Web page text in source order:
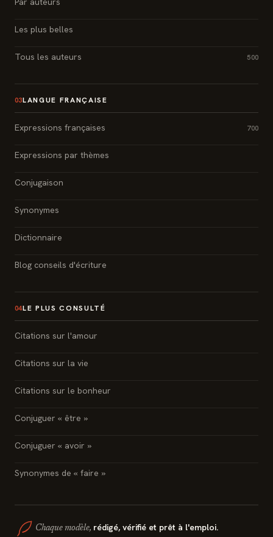
Les plus belles
Tous les auteurs 500
03LANGUE FRANÇAISE
Expressions françaises 700
Expressions par thèmes
Conjugaison
Synonymes
Dictionnaire
Blog conseils d'écriture
04LE PLUS CONSULTÉ
Citations sur l'amour
Citations sur la vie
Citations sur le bonheur
Conjuguer « être »
Conjuguer « avoir »
Synonymes de « faire »
Chaque modèle, rédigé, vérifié et prêt à l'emploi.